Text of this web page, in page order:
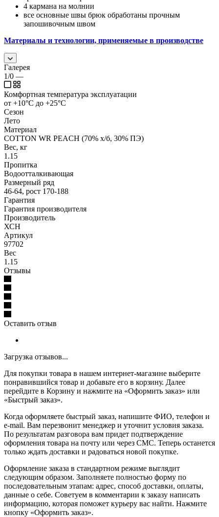
4 кармана на молнии
все основные швы брюк обработаны прочным
запошивочным швом
Материалы и технологии, применяемые в производстве
Галерея
1/0 —
Комфортная температура эксплуатации
от +10°С до +25°С
Сезон
Лето
Материал
COTTON WR PEACH (70% х/б, 30% ПЭ)
Вес, кг
1.15
Пропитка
Водоотталкивающая
Размерный ряд
46-64, рост 170-188
Гарантия
Гарантия производителя
Производитель
ХСН
Артикул
97702
Вес
1.15
Отзывы
Оставить отзыв
Загрузка отзывов...
Для покупки товара в нашем интернет-магазине выберите
понравившийся товар и добавьте его в корзину. Далее
перейдите в Корзину и нажмите на «Оформить заказ» или
«Быстрый заказ».
Когда оформляете быстрый заказ, напишите ФИО, телефон и
e-mail. Вам перезвонит менеджер и уточнит условия заказа.
По результатам разговора вам придет подтверждение
оформления товара на почту или через СМС. Теперь останется
только ждать доставки и радоваться новой покупке.
Оформление заказа в стандартном режиме выглядит
следующим образом. Заполняете полностью форму по
последовательным этапам: адрес, способ доставки, оплаты,
данные о себе. Советуем в комментарии к заказу написать
информацию, которая поможет курьеру вас найти. Нажмите
кнопку «Оформить заказ».